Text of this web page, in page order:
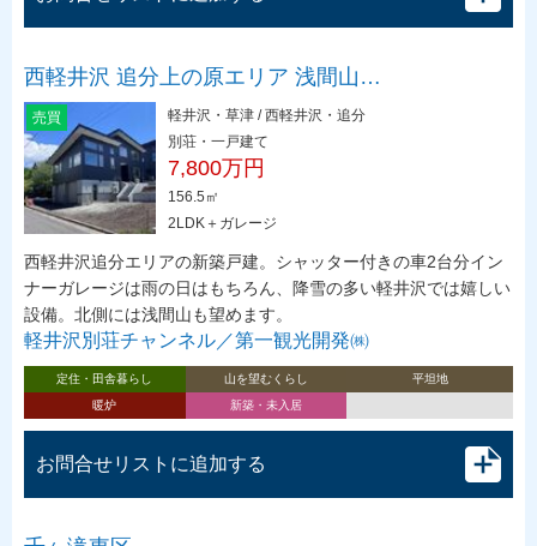
西軽井沢 追分上の原エリア 浅間山…
売買
軽井沢・草津 / 西軽井沢・追分
別荘・一戸建て
7,800万円
156.5㎡
2LDK＋ガレージ
西軽井沢追分エリアの新築戸建。シャッター付きの車2台分イン
ナーガレージは雨の日はもちろん、降雪の多い軽井沢では嬉しい
設備。北側には浅間山も望めます。
軽井沢別荘チャンネル／第一観光開発㈱
定住・田舎暮らし 山を望むくらし
平坦地
暖炉
新築・未入居
お問合せリストに追加する